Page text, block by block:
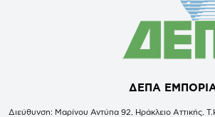
ΔΕΠΑ
Διεύθυνση: Μαρίνου Αντύπα 92, Ηράκλειο Αττικής,